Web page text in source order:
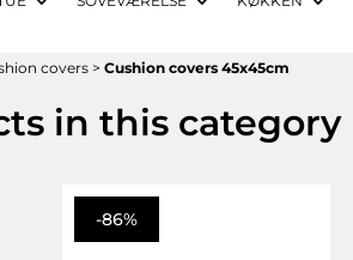
covers>Cushion covers 45x45cm
in this category
-86%